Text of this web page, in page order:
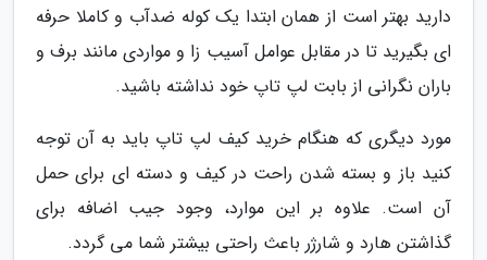
دارید بهتر است از همان ابتدا یک کوله ضدآب و کاملا حرفه
ای بگیرید تا در مقابل عوامل آسیب زا و مواردی مانند برف و
باران نگرانی از بابت لپ تاپ خود نداشته باشید.
مورد دیگری که هنگام خرید کیف لپ تاپ باید به آن توجه
کنید باز و بسته شدن راحت در کیف و دسته ای برای حمل
آن است. علاوه بر این موارد، وجود جیب اضافه برای
گذاشتن هارد و شارژر باعث راحتی بیشتر شما می گردد.